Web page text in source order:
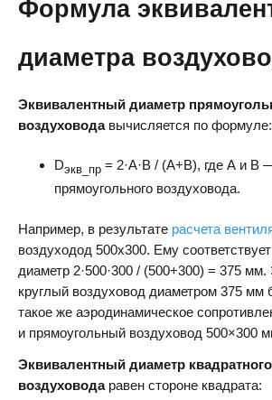
Формула
диаметра
Эквивалентный диаметр
воздуховодавычисляется по формуле:
Dэкв_пр = 2·А·В / (А+В), где А и В
прямоугольного воздуховода.
Например, в результате расчета
воздуходод 500х300. Ему
диаметр 2·500·300 / (500+300) = 375 мм.
круглый воздуховод диаметром 375 мм
такое же аэродинамическое
и прямоугольный воздуховод 500×300
Эквивалентный диаметр квадратного
воздуховодаравен стороне квадрата: